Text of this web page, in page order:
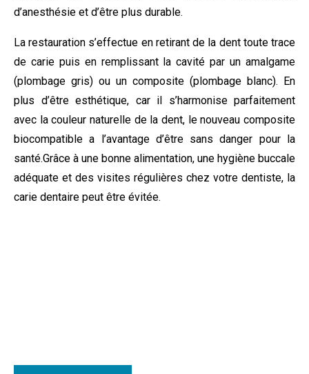
d’anesthésie et d’être plus durable.
La restauration s’effectue en retirant de la dent toute trace
de carie puis en remplissant la cavité par un amalgame
(plombage gris) ou un composite (plombage blanc). En
plus d’être esthétique, car il s’harmonise parfaitement
avec la couleur naturelle de la dent, le nouveau composite
biocompatible a l’avantage d’être sans danger pour la
santé.Grâce à une bonne alimentation, une hygiène buccale
adéquate et des visites régulières chez votre dentiste, la
carie dentaire peut être évitée.